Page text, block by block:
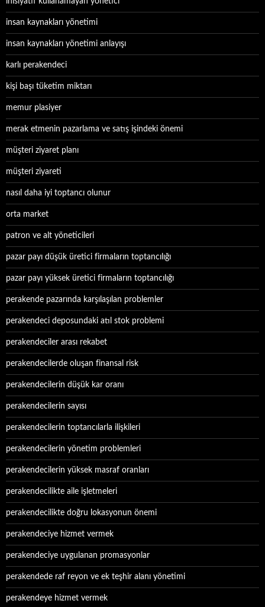
insan kaynakları yönetimi
insan kaynakları yönetimi anlayışı
karlı perakendeci
kişi başı tüketim miktarı
memur plasiyer
merak etmenin pazarlama ve satış işindeki önemi
müşteri ziyaret planı
müşteri ziyareti
nasıl daha iyi toptancı olunur
orta market
patron ve alt yöneticileri
pazar payı düşük üretici firmaların toptancılığı
pazar payı yüksek üretici firmaların toptancılığı
perakende pazarında karşılaşılan problemler
perakendeci deposundaki atıl stok problemi
perakendeciler arası rekabet
perakendecilerde oluşan finansal risk
perakendecilerin düşük kar oranı
perakendecilerin sayısı
perakendecilerin toptancılarla ilişkileri
perakendecilerin yönetim problemleri
perakendecilerin yüksek masraf oranları
perakendecilikte aile işletmeleri
perakendecilikte doğru lokasyonun önemi
perakendeciye hizmet vermek
perakendeciye uygulanan promasyonlar
perakendede raf reyon ve ek teşhir alanı yönetimi
perakendeye hizmet vermek